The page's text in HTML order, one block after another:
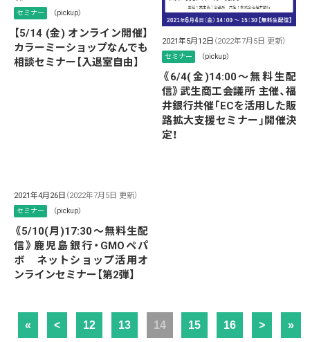
セミナー （pickup）
【5/14 (金) オンライン開催】
カラーミーショップなんでも
相談セミナー【入退室自由】
2021年5月12日 （2022年7月5日 更新）
セミナー （pickup）
《6/4(金)14:00～無料生配
信》武生商工会議所 主催、福
井銀行共催「ECを活用した販
路拡大支援セミナー」開催決
定！
2021年4月26日 （2022年7月5日 更新）
セミナー （pickup）
《5/10(月)17:30～無料生配
信》鹿児島銀行・GMOペパ
ボ ネットショップ活用オ
ンラインセミナー【第2弾】
« < 12 13 14 15 16 > »